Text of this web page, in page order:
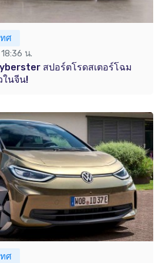
ศ
น.
สปอร์ตโรดสเตอร์โฉม
ในจีน!
ศ